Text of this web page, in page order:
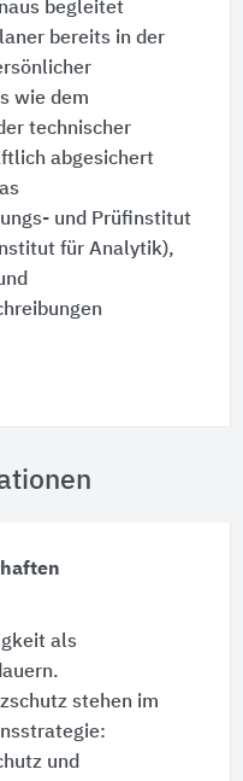
begleitet
bereits in der
wie dem
technischer
abgesichert
und Prüfinstitut
für Analytik),
als
stehen im
und